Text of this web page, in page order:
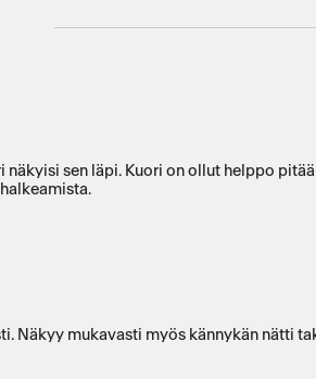
sen läpi. Kuori on ollut helppo
Näkyy mukavasti myös kännykän nätti